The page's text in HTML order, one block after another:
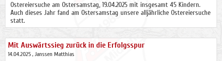
Ostereiersuche am Ostersamstag, 19.04.2025 mit insgesamt 45 Kindern.
Auch dieses Jahr fand am Ostersamstag unsere alljährliche Ostereiersuche
statt.
Mit Auswärtssieg zurück in die Erfolgsspur
14.04.2025 , Janssen Matthias